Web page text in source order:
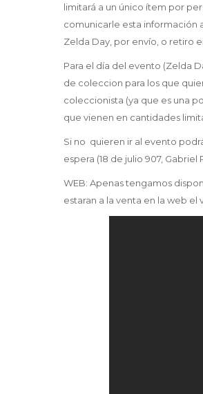
limitará a un único ítem por
comunicarle esta información
Zelda Day, por envío, o retiro
Para el día del evento (Zelda
de coleccion para los que
coleccionista (ya que es una
que vienen en cantidades
Si no quieren ir al evento
espera (18 de julio 907,
WEB: Apenas tengamos
estaran a la venta en la web